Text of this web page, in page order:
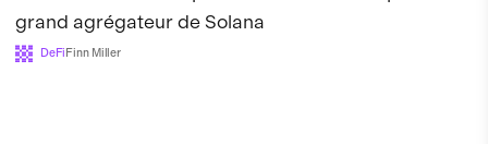
grand agrégateur de Solana
DeFi Finn Miller